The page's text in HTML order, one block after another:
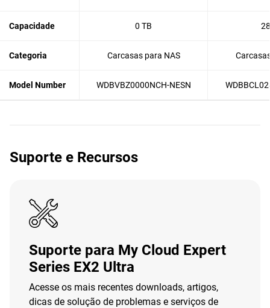
Capacidade 0 TB
Categoria Carcasas para NAS
Model Number WDBVBZ0000NCH-NESN
Suporte e Recursos
Suporte para My Cloud Expert
Series EX2 Ultra
Acesse os mais recentes downloads, artigos,
dicas de solução de problemas e serviços de